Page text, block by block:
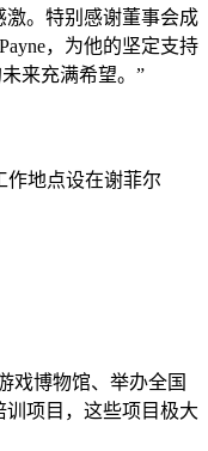
。特别感谢董事会成
，为他的坚定支持
来充满希望。”
作地点设在谢菲尔
戏博物馆、举办全国
项目，这些项目极大